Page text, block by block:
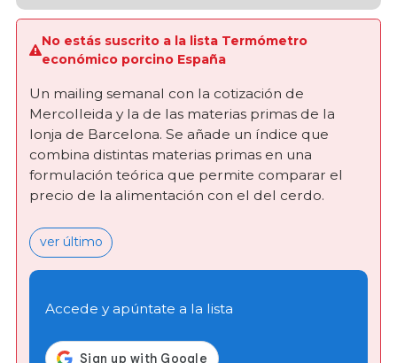
No estás suscrito a la lista Termómetro
económico porcino España
Un mailing semanal con la cotización de
Mercolleida y la de las materias primas de la
lonja de Barcelona. Se añade un índice que
combina distintas materias primas en una
formulación teórica que permite comparar el
precio de la alimentación con el del cerdo.
ver último
Accede y apúntate a la lista